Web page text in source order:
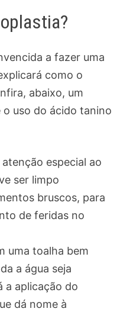
a fazer uma
como o
abaixo, um
o uso do ácido tanino
especial ao
ser limpo
bruscos, para
de feridas no
uma toalha bem
a água seja
a aplicação do
dá nome à